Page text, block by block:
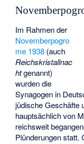
Im Rahmen der
Novemberpogro
me 1938 (auch
Reichskristallnac
htgenannt)
wurden die
Synagogen in
jüdische Geschäfte
hauptsächlich von
reichsweit
Plünderungen statt.